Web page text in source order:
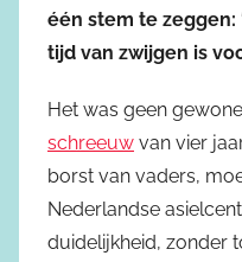
één stem te zeggen:
tijd van zwijgen is
Het was geen
schreeuw van vier
borst van vaders,
Nederlandse
duidelijkheid, zonder